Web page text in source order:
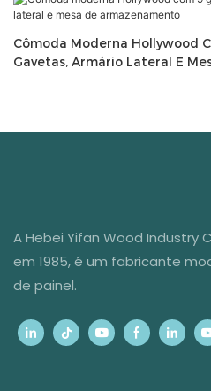
Cômoda Moderna Hollywood
Gavetas, Armário Lateral E
A Hebei Yifan Wood Industry
em 1985, é um fabricante
de painel.